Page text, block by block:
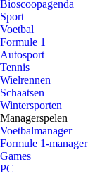
Bioscoopagenda
Sport
Voetbal
Formule 1
Autosport
Tennis
Wielrennen
Schaatsen
Wintersporten
Managerspelen
Voetbalmanager
Formule 1-manager
Games
PC